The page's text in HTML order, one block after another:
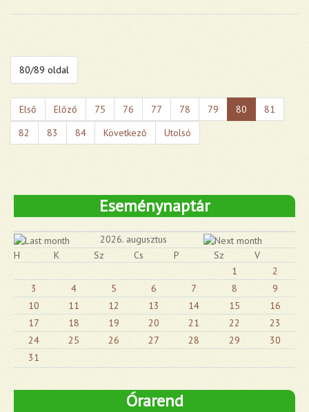
80/89 oldal
Első Előző 75 76 77 78 79 80
81
82
83 84 Következő Utolsó
Eseménynaptár
2026. augusztus
H
K Sz Cs P Sz
V
1
2
3
4 5 6 7 8
9
10
11 12 13 14 15
16
17
18 19 20 21 22
23
24
25 26 27 28 29
30
31
Órarend